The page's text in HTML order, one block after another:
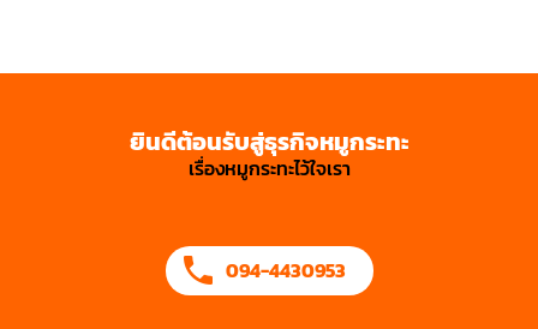
ยินดีต้อนรับสู่ธุรกิจหมูกระทะ
เรื่องหมูกระทะไว้ใจเรา
094-4430953